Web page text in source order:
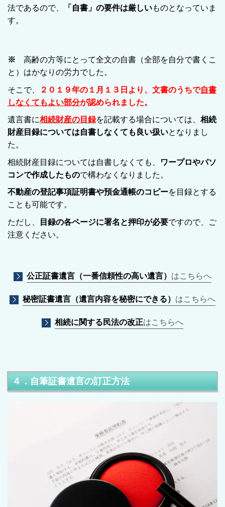
法であるので、
「自書」の要件は厳しいものとなっていま
す。
※ 高齢の方等にとって全文の自書（全部を自分で書くこ
と）はかなりの労力でした。
そこで、 ２０１９年の１月１３日より、文書のうちで自書
しなくてもよい部分が認められました。
遺言書に相続財産の目録を記載する場合については、 相続
財産目録については自書しなくても良い扱いとなりまし
た。
相続財産目録については自書しなくても、
ワープロやパソ
コンで作成したもので構わなくなりました。
不動産の登記事項証明書や預金通帳のコピーを目録とする
ことも可能です。
ただし、 目録の各ページに署名と押印が必要ですので、ご
注意ください。
公正証書遺言（一番信頼性の高い遺言） はこちらへ
秘密証書遺言（遺言内容を秘密にできる） はこちらへ
相続に関する民法の改正はこちらへ
４．自筆証書遺言の訂正方法